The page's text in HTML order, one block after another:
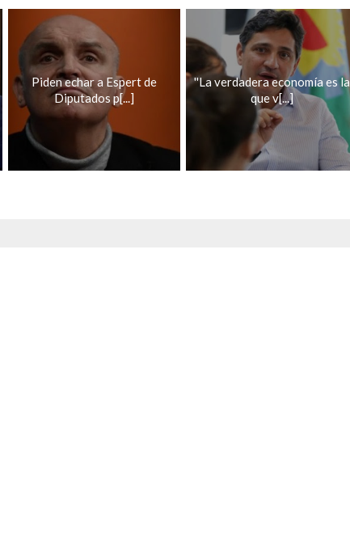
Piden echar a Espert de
Diputados p[...]
''La verdadera economía es la
que v[...]